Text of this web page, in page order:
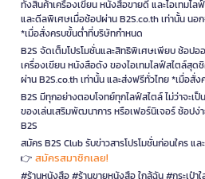
ทั้งสินค้าเครื่องเขียน หนังสือขายดี และไอเทม
และดีลพิเศษเมื่อช้อปผ่าน B2S.co.th เท่านั้น นอ
*เมื่อสั่งครบขั้นต่ำที่บริษัทกำหนด
B2S จัดเต็มโปรโมชั่นและสิทธิพิเศษเพียบ ช้อปอ
เครื่องเขียน หนังสือดัง ของไอเทมไลฟ์สไตล์สุ
ผ่าน B2S.co.th เท่านั้น และส่งฟรีทั่วไทย *เมื่อสั่
B2S มีทุกอย่างตอบโจทย์ทุกไลฟ์สไตล์ ไม่ว่าจะเ
ของเล่นเสริมพัฒนาการ หรือเฟอร์นิเจอร์ ช้อปง่
B2S
สมัคร B2S Club รับข่าวสารโปรโมชั่นก่อนใคร แ
👉 สมัครสมาชิกเลย!
#ร้านหนังสือ #ร้านขายหนังสือ ใกล้ฉัน #กระเป๋